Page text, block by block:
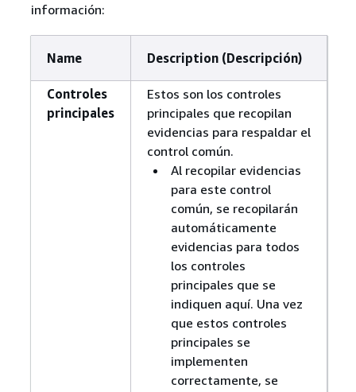
información:
Name Description (Descripción)
Controles
principales
Estos son los controles
principales que recopilan
evidencias para respaldar el
control común.
Al recopilar evidencias
para este control
común, se recopilarán
automáticamente
evidencias para todos
los controles
principales que se
indiquen aquí. Una vez
que estos controles
principales se
implementen
correctamente, se